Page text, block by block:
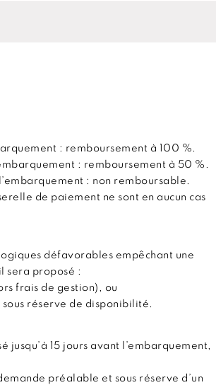
: remboursement à 100 %.
: remboursement à 50 %.
: non remboursable.
de paiement ne sont en aucun cas
défavorables empêchant une
sera proposé :
frais de gestion), ou
réserve de disponibilité.
jusqu’à 15 jours avant l’embarquement,
préalable et sous réserve d’un